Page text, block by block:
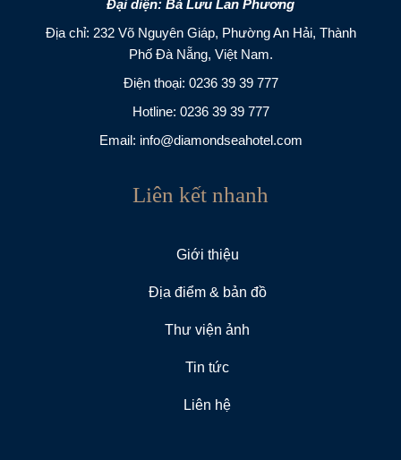
Đại diện: Bà Lưu Lan Phương
Địa chỉ: 232 Võ Nguyên Giáp, Phường An Hải, Thành
Phố Đà Nẵng, Việt Nam.
Điện thoại: 0236 39 39 777
Hotline: 0236 39 39 777
Email: info@diamondseahotel.com
Liên kết nhanh
Giới thiệu
Địa điểm & bản đồ
Thư viện ảnh
Tin tức
Liên hệ